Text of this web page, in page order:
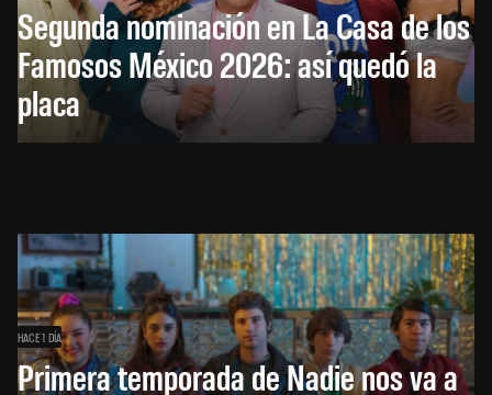
Segunda nominación en La Casa de los
Famosos México 2026: así quedó la
placa
HACE 1 DÍA
Primera temporada de Nadie nos va a